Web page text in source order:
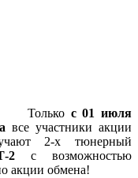
Только с 01 июля
все участники акции
2-х тюнерный
2с возможностью
акции обмена!